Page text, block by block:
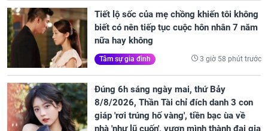
Tiết lộ sốc của mẹ chồng khiến tôi không
biết có nên tiếp tục cuộc hôn nhân 7 năm
nữa hay không
Tâm sự gia đình 3 giờ 58 phút trước
Đúng 6h sáng ngày mai, thứ Bảy
8/8/2026, Thần Tài chỉ đích danh 3 con
giáp 'rơi trúng hố vàng', tiền bạc ùa về
nhà 'như lũ cuốn', vươn mình thành đại gia